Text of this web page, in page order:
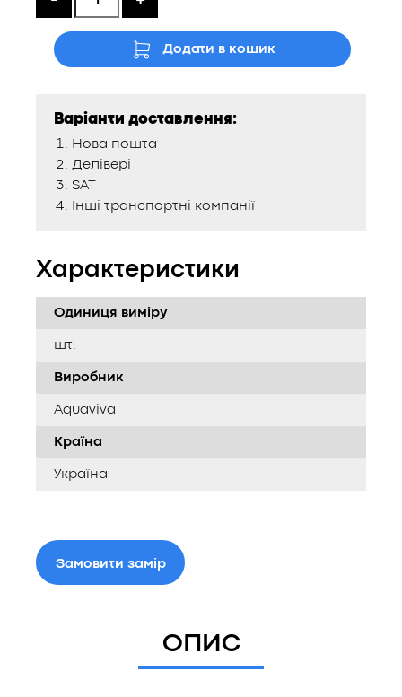
Додати в кошик
Варіанти доставлення:
Нова пошта
Делівері
SAT
Інші транспортні компанії
Характеристики
Одиниця виміру
шт.
Виробник
Aquaviva
Країна
Україна
Замовити замір
ОПИС